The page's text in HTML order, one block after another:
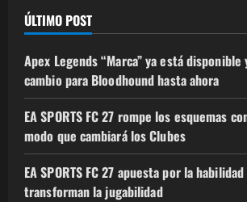
ÚLTIMO POST
Apex Legends “Marca” ya está
cambio para Bloodhound hasta ahora
EA SPORTS FC 27 rompe los esquemas
modo que cambiará los Clubes
EA SPORTS FC 27 apuesta por la
transforman la jugabilidad